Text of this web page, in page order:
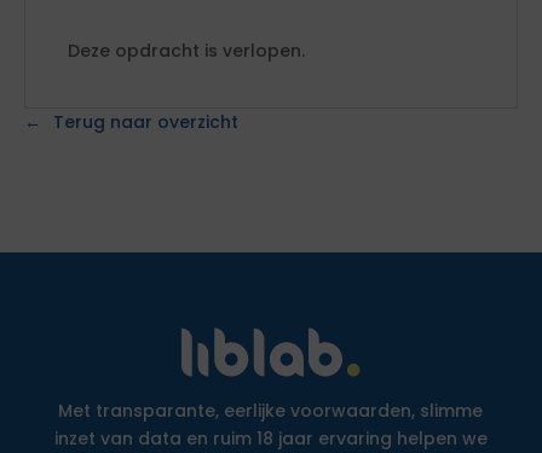
Deze opdracht is verlopen.
Terug naar overzicht
Met transparante, eerlijke voorwaarden, slimme
inzet van data en ruim 18 jaar ervaring helpen we